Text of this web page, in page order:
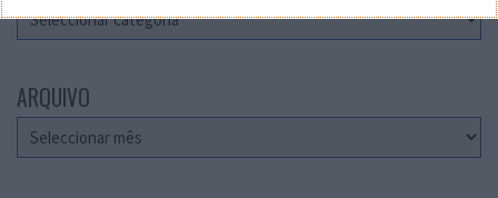
ARQUIVO
Arquivo